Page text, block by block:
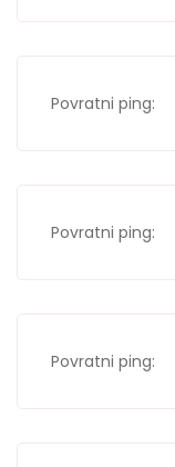
Povratni ping:
Povratni ping:
Povratni ping: